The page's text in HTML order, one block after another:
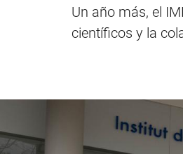
Un año más, el
científicos y la